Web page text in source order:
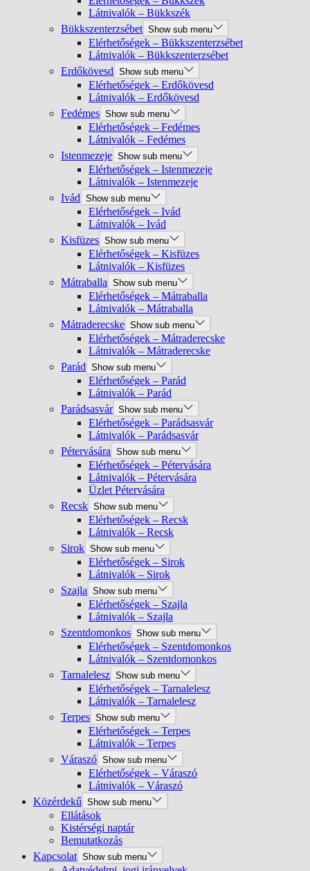
Látnivalók – Bükkszék
Bükkszenterzsébet Show sub menu
Elérhetőségek – Bükkszenterzsébet
Látnivalók – Bükkszenterzsébet
Erdőkövesd Show sub menu
Elérhetőségek – Erdőkövesd
Látnivalók – Erdőkövesd
Fedémes Show sub menu
Elérhetőségek – Fedémes
Látnivalók – Fedémes
Istenmezeje Show sub menu
Elérhetőségek – Istenmezeje
Látnivalók – Istenmezeje
Ivád Show sub menu
Elérhetőségek – Ivád
Látnivalók – Ivád
Kisfüzes Show sub menu
Elérhetőségek – Kisfüzes
Látnivalók – Kisfüzes
Mátraballa Show sub menu
Elérhetőségek – Mátraballa
Látnivalók – Mátraballa
Mátraderecske Show sub menu
Elérhetőségek – Mátraderecske
Látnivalók – Mátraderecske
Parád Show sub menu
Elérhetőségek – Parád
Látnivalók – Parád
Parádsasvár Show sub menu
Elérhetőségek – Parádsasvár
Látnivalók – Parádsasvár
Pétervására Show sub menu
Elérhetőségek – Pétervására
Látnivalók – Pétervására
Üzlet Pétervására
Recsk Show sub menu
Elérhetőségek – Recsk
Látnivalók – Recsk
Sirok Show sub menu
Elérhetőségek – Sirok
Látnivalók – Sirok
Szajla Show sub menu
Elérhetőségek – Szajla
Látnivalók – Szajla
Szentdomonkos Show sub menu
Elérhetőségek – Szentdomonkos
Látnivalók – Szentdomonkos
Tarnalelesz Show sub menu
Elérhetőségek – Tarnalelesz
Látnivalók – Tarnalelesz
Terpes Show sub menu
Elérhetőségek – Terpes
Látnivalók – Terpes
Váraszó Show sub menu
Elérhetőségek – Váraszó
Látnivalók – Váraszó
Közérdekű Show sub menu
Ellátások
Kistérségi naptár
Bemutatkozás
Kapcsolat Show sub menu